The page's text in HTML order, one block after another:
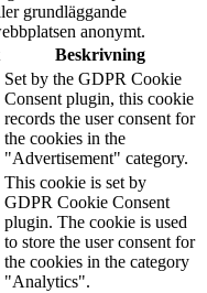
grundläggande
anonymt.
Beskrivning
Set by the GDPR Cookie
Consent plugin, this cookie
records the user consent for
the cookies in the
"Advertisement" category.
This cookie is set by
GDPR Cookie Consent
plugin. The cookie is used
to store the user consent for
the cookies in the category
"Analytics".